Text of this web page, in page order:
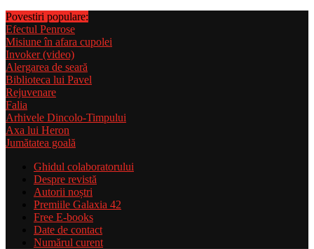
Povestiri populare:
Efectul Penrose
Misiune în afara cupolei
Invoker (video)
Alergarea de seară
Biblioteca lui Pavel
Rejuvenare
Falia
Arhivele Dincolo-Timpului
Axa lui Heron
Jumătatea goală
Ghidul colaboratorului
Despre revistă
Autorii noștri
Premiile Galaxia 42
Free E-books
Date de contact
Numărul curent